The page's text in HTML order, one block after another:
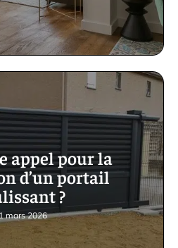
appel pour la
d’un portail
?
mars 2026